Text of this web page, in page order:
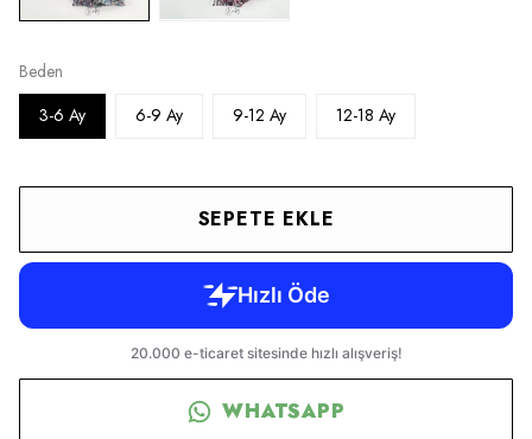
Beden
3-6 Ay
6-9 Ay 9-12 Ay 12-18 Ay
SEPETE EKLE
WHATSAPP